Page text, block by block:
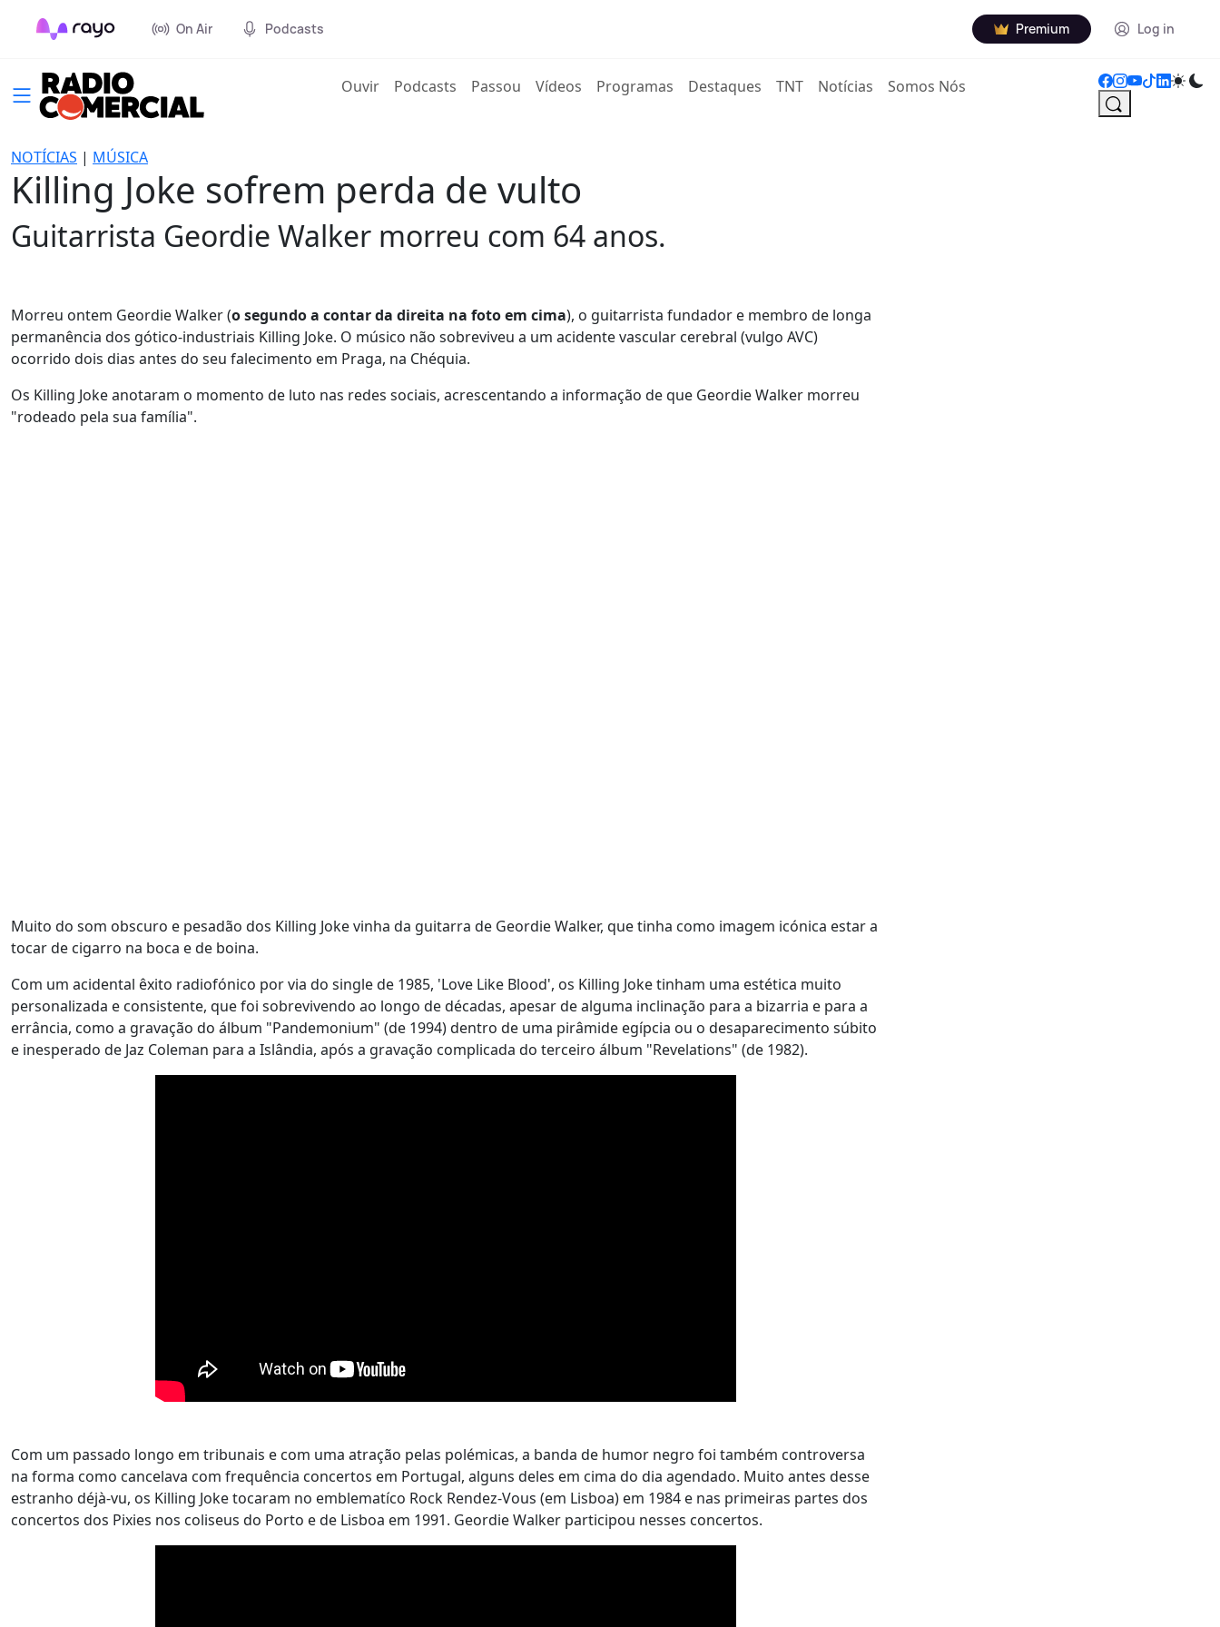
On Air Podcasts Premium Log in
Ouvir(current)
Podcasts Passou Vídeos Programas Destaques TNT Notícias Somos Nós
NOTÍCIAS | MÚSICA
Killing Joke sofrem perda de vulto
Guitarrista Geordie Walker morreu com 64 anos.
Morreu ontem Geordie Walker (o segundo a contar da direita na foto em cima), o guitarrista fundador e membro de longa
permanência dos gótico-industriais Killing Joke. O músico não sobreviveu a um acidente vascular cerebral (vulgo AVC)
ocorrido dois dias antes do seu falecimento em Praga, na Chéquia.
Os Killing Joke anotaram o momento de luto nas redes sociais, acrescentando a informação de que Geordie Walker morreu
"rodeado pela sua família".
Muito do som obscuro e pesadão dos Killing Joke vinha da guitarra de Geordie Walker, que tinha como imagem icónica estar a
tocar de cigarro na boca e de boina.
Com um acidental êxito radiofónico por via do single de 1985, 'Love Like Blood', os Killing Joke tinham uma estética muito
personalizada e consistente, que foi sobrevivendo ao longo de décadas, apesar de alguma inclinação para a bizarria e para a
errância, como a gravação do álbum "Pandemonium" (de 1994) dentro de uma pirâmide egípcia ou o desaparecimento súbito
e inesperado de Jaz Coleman para a Islândia, após a gravação complicada do terceiro álbum "Revelations" (de 1982).
Com um passado longo em tribunais e com uma atração pelas polémicas, a banda de humor negro foi também controversa
na forma como cancelava com frequência concertos em Portugal, alguns deles em cima do dia agendado. Muito antes desse
estranho déjà-vu, os Killing Joke tocaram no emblematíco Rock Rendez-Vous (em Lisboa) em 1984 e nas primeiras partes dos
concertos dos Pixies nos coliseus do Porto e de Lisboa em 1991. Geordie Walker participou nesses concertos.